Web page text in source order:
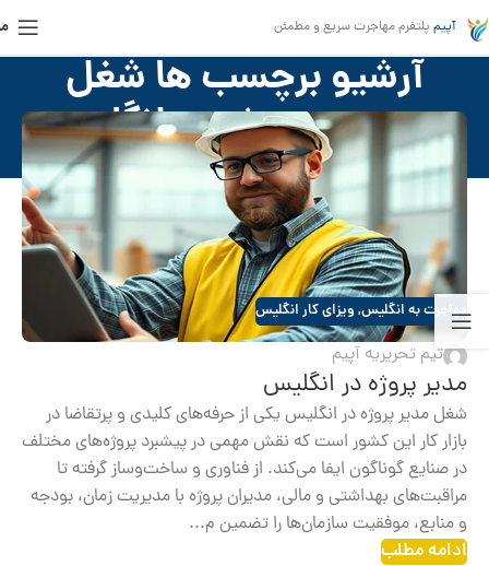
آپیم پلتفرم مهاجرت سریع و مطمئن
آرشیو برچسب ها شغل
مدیریت پروژه در انگلیس
خانه»شغل مدیریت پروژه در انگلیس
مهاجرت به انگلیس, ویزای کار انگلیس
تیم تحریریه آپیم
مدیر پروژه در انگلیس
شغل مدیر پروژه در انگلیس یکی از حرفه‌های کلیدی و پرتقاضا در
بازار کار این کشور است که نقش مهمی در پیشبرد پروژه‌های مختلف
در صنایع گوناگون ایفا می‌کند. از فناوری و ساخت‌وساز گرفته تا
مراقبت‌های بهداشتی و مالی، مدیران پروژه با مدیریت زمان، بودجه
و منابع، موفقیت سازمان‌ها را تضمین م...
ادامه مطلب